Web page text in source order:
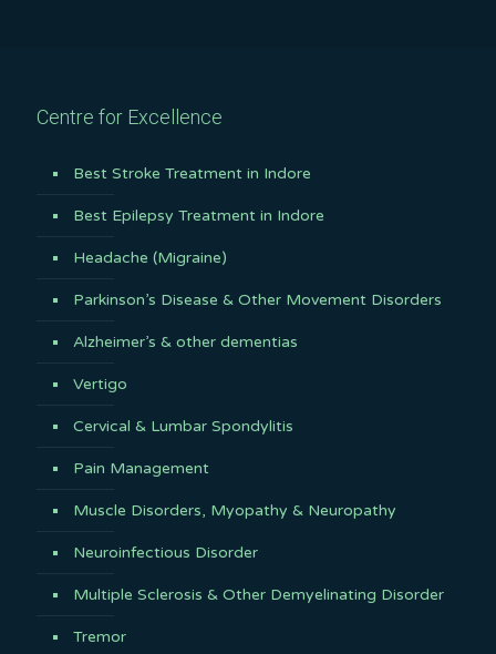
Centre for Excellence
Best Stroke Treatment in Indore
Best Epilepsy Treatment in Indore
Headache (Migraine)
Parkinson’s Disease & Other Movement Disorders
Alzheimer’s & other dementias
Vertigo
Cervical & Lumbar Spondylitis
Pain Management
Muscle Disorders, Myopathy & Neuropathy
Neuroinfectious Disorder
Multiple Sclerosis & Other Demyelinating Disorder
Tremor